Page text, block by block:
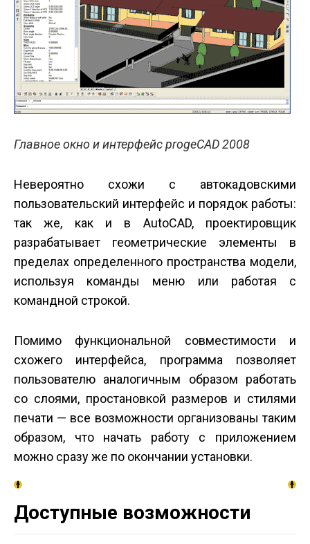
Главное окно и интерфейс progeCAD 2008
Невероятно схожи с автокадовскими
пользовательский интерфейс и порядок работы:
так же, как и в AutoCAD, проектировщик
разрабатывает геометрические элементы в
пределах определенного пространства модели,
используя команды меню или работая с
командной строкой.
Помимо функциональной совместимости и
схожего интерфейса, программа позволяет
пользователю аналогичным образом работать
со слоями, простановкой размеров и стилями
печати — все возможности организованы таким
образом, что начать работу с приложением
можно сразу же по окончании установки.
Доступные возможности